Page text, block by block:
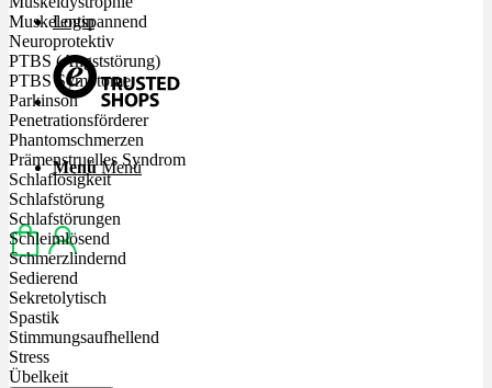
Login
Menü Menü
Muskelentspannend
Neuroprotektiv
PTBS (Angststörung)
PTBS Symptome
Parkinson
Penetrationsförderer
Phantomschmerzen
Prämenstruelles Syndrom
Schlaflosigkeit
Schlafstörung
Schlafstörungen
Schleimlösend
Schmerzlindernd
Sedierend
Sekretolytisch
Spastik
Stimmungsaufhellend
Stress
Übelkeit